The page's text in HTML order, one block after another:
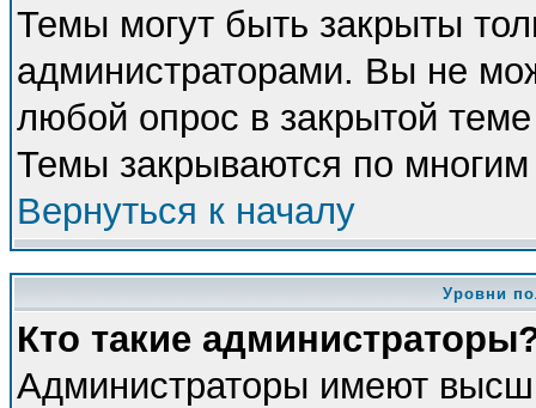
Темы могут быть закрыты
администраторами. Вы не
любой опрос в закрытой
Темы закрываются по
Вернуться к началу
Уровни
Кто такие
Администраторы имеют